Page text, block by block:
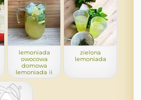
lemoniada
owocowa
domowa
lemoniada ii
zielona
lemoniada